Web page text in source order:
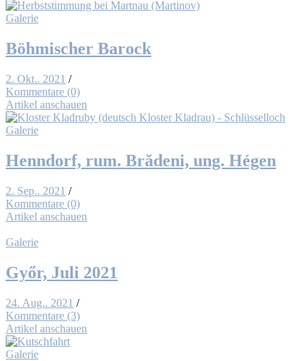
Galerie
Böh­mi­scher Ba­rock
2. Okt.. 2021 /
Kommentare (0)
Artikel anschauen
Galerie
Henn­dorf, rum. Bră­de­ni, ung. Hé­gen
2. Sep.. 2021 /
Kommentare (0)
Artikel anschauen
Galerie
Győr, Ju­li 2021
24. Aug.. 2021 /
Kommentare (3)
Artikel anschauen
Galerie